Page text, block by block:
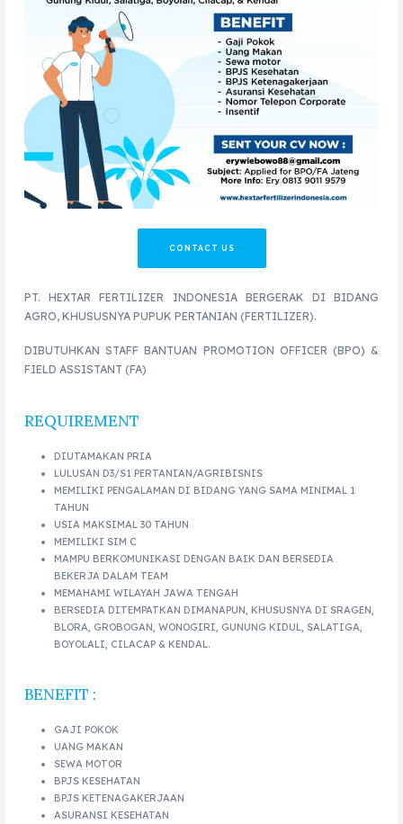
CONTACT US
PT. HEXTAR FERTILIZER INDONESIA BERGERAK DI BIDANG
AGRO, KHUSUSNYA PUPUK PERTANIAN (FERTILIZER).
DIBUTUHKAN STAFF BANTUAN PROMOTION OFFICER (BPO) &
FIELD ASSISTANT (FA)
REQUIREMENT
DIUTAMAKAN PRIA
LULUSAN D3/S1 PERTANIAN/AGRIBISNIS
MEMILIKI PENGALAMAN DI BIDANG YANG SAMA MINIMAL 1
TAHUN
USIA MAKSIMAL 30 TAHUN
MEMILIKI SIM C
MAMPU BERKOMUNIKASI DENGAN BAIK DAN BERSEDIA
BEKERJA DALAM TEAM
MEMAHAMI WILAYAH JAWA TENGAH
BERSEDIA DITEMPATKAN DIMANAPUN, KHUSUSNYA DI SRAGEN,
BLORA, GROBOGAN, WONOGIRI, GUNUNG KIDUL, SALATIGA,
BOYOLALI, CILACAP & KENDAL.
BENEFIT :
GAJI POKOK
UANG MAKAN
SEWA MOTOR
BPJS KESEHATAN
BPJS KETENAGAKERJAAN
ASURANSI KESEHATAN